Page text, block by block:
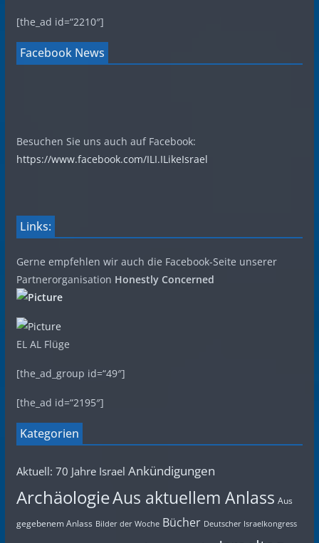
[the_ad id=“2210″]
Facebook News
Besuchen Sie uns auch auf Facebook:
https://www.facebook.com/ILI.ILikeIsrael
Links:
Gerne empfehlen wir auch die Facebook-Seite unserer
Partnerorganisation Honestly Concerned
EL AL Flüge
[the_ad_group id=“49″]
[the_ad id=“2195″]
Kategorien
Aktuell: 70 Jahre Israel Ankündigungen
ArchäologieAus aktuellem Anlass Aus
gegebenem Anlass Bilder der Woche Bücher Deutscher Israelkongress